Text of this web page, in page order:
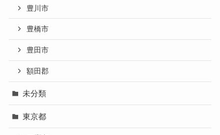
豊川市
豊橋市
豊田市
額田郡
未分類
東京都